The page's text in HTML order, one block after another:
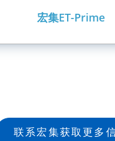
宏集ET-Prime
联系宏集获取更多